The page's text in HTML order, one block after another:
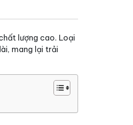
lượng cao. Loại
mang lại trải